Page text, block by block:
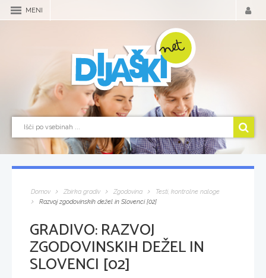
MENI
Domov Zbirka gradiv Zgodovina
Testi, kontrolne naloge
Razvoj zgodovinskih dežel in Slovenci [02]
GRADIVO:RAZVOJ
ZGODOVINSKIH DEŽEL IN
SLOVENCI [02]